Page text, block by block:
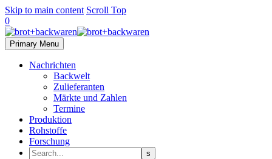
Skip to main content Scroll Top
0
Primary Menu
Nachrichten
Backwelt
Zulieferanten
Märkte und Zahlen
Termine
Produktion
Rohstoffe
Forschung